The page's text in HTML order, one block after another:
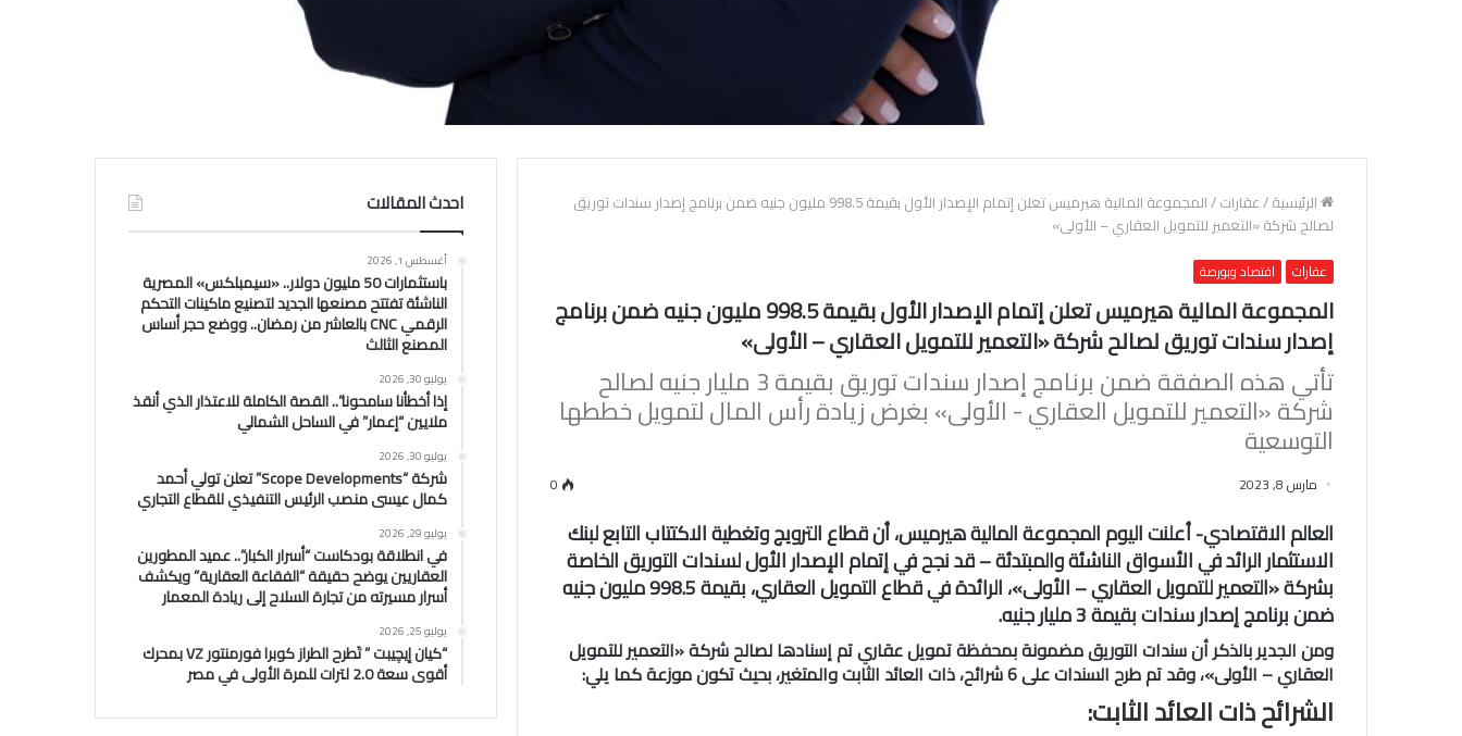
الرئيسية/عقارات/
المجموعة المالية هيرميس تعلن إتمام الإصدار الأول بقيمة 998.5 مليون جنيه ضمن برنامج إصدار سندات توريق
لصالح شركة «التعمير للتمويل العقاري – الأولى»
عقارات اقتصاد وبورصة
المجموعة المالية هيرميس تعلن إتمام الإصدار الأول بقيمة 998.5 مليون جنيه ضمن برنامج
إصدار سندات توريق لصالح شركة «التعمير للتمويل العقاري – الأولى»
تأتي هذه الصفقة ضمن برنامج إصدار سندات توريق بقيمة 3 مليار جنيه لصالح
شركة «التعمير للتمويل العقاري - الأولى» بغرض زيادة رأس المال لتمويل خططها
التوسعية
مارس 8, 2023 0
العالم الاقتصادي- أعلنت اليوم المجموعة المالية هيرميس، أن قطاع الترويج وتغطية الاكتتاب التابع لبنك
الاستثمار الرائد في الأسواق الناشئة والمبتدئة – قد نجح في إتمام الإصدار الأول لسندات التوريق الخاصة
بشركة «التعمير للتمويل العقاري – الأولى»، الرائدة في قطاع التمويل العقاري، بقيمة 998.5 مليون جنيه
ضمن برنامج إصدار سندات بقيمة 3 مليار جنيه.
ومن الجدير بالذكر أن سندات التوريق مضمونة بمحفظة تمويل عقاري تم إسنادها لصالح شركة «التعمير للتمويل
العقاري – الأولى»، وقد تم طرح السندات على 6 شرائح، ذات العائد الثابت والمتغير، بحيث تكون موزعة كما يلي:
الشرائح ذات العائد الثابت:
احدث المقالات
أغسطس 1, 2026
باستثمارات 50 مليون دولار.. «سيمبلكس» المصرية
الناشئة تفتتح مصنعها الجديد لتصنيع ماكينات التحكم
الرقمي CNC بالعاشر من رمضان.. ووضع حجر أساس
المصنع الثالث
يوليو 30, 2026
إذا أخطأنا سامحونا”.. القصة الكاملة للاعتذار الذي أنقذ
ملايين “إعمار” في الساحل الشمالي
يوليو 30, 2026
شركة “Scope Developments” تعلن تولي أحمد
كمال عيسى منصب الرئيس التنفيذي للقطاع التجاري
يوليو 29, 2026
في انطلاقة بودكاست “أسرار الكبار”.. عميد المطورين
العقاريين يوضح حقيقة “الفقاعة العقارية” ويكشف
أسرار مسيرته من تجارة السلاح إلى ريادة المعمار
يوليو 25, 2026
“كيان إيچيبت ” تَطرح الطراز كوبرا فورمنتور VZ بمحرك
أقوى سعة 2.0 لترات للمرة الأولى في مصر